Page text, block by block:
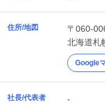
住所/地図
〒060-
北海道札
Google
社長/代表者 -